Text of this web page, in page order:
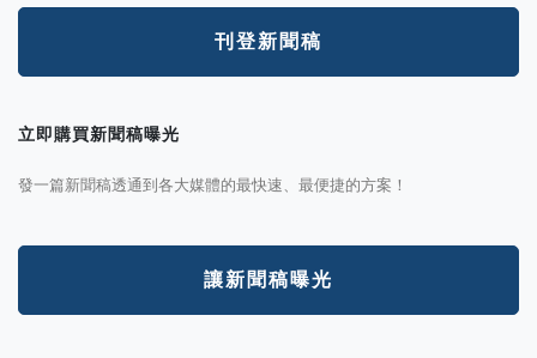
刊登新聞稿
立即購買新聞稿曝光
發一篇新聞稿透通到各大媒體的最快速、最便捷的方案！
讓新聞稿曝光